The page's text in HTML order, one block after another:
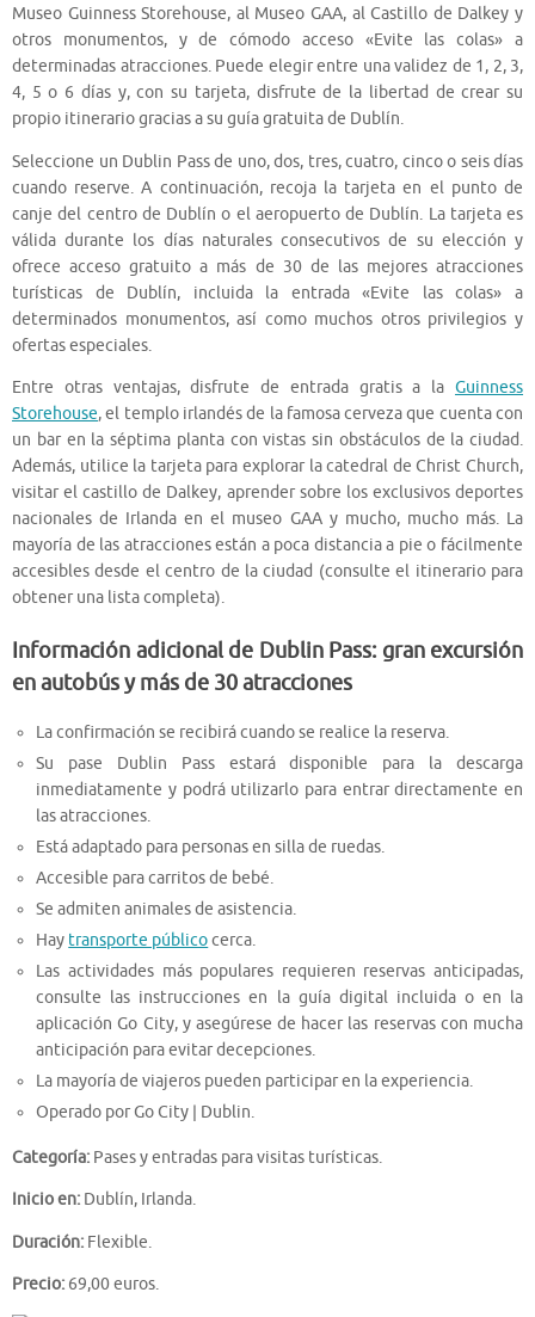
Museo Guinness Storehouse, al Museo GAA, al Castillo de Dalkey y
otros monumentos, y de cómodo acceso «Evite las colas» a
determinadas atracciones. Puede elegir entre una validez de 1, 2, 3,
4, 5 o 6 días y, con su tarjeta, disfrute de la libertad de crear su
propio itinerario gracias a su guía gratuita de Dublín.
Seleccione un Dublin Pass de uno, dos, tres, cuatro, cinco o seis días
cuando reserve. A continuación, recoja la tarjeta en el punto de
canje del centro de Dublín o el aeropuerto de Dublín. La tarjeta es
válida durante los días naturales consecutivos de su elección y
ofrece acceso gratuito a más de 30 de las mejores atracciones
turísticas de Dublín, incluida la entrada «Evite las colas» a
determinados monumentos, así como muchos otros privilegios y
ofertas especiales.
Entre otras ventajas, disfrute de entrada gratis a la Guinness
Storehouse, el templo irlandés de la famosa cerveza que cuenta con
un bar en la séptima planta con vistas sin obstáculos de la ciudad.
Además, utilice la tarjeta para explorar la catedral de Christ Church,
visitar el castillo de Dalkey, aprender sobre los exclusivos deportes
nacionales de Irlanda en el museo GAA y mucho, mucho más. La
mayoría de las atracciones están a poca distancia a pie o fácilmente
accesibles desde el centro de la ciudad (consulte el itinerario para
obtener una lista completa).
Información adicional de Dublin Pass: gran excursión
en autobús y más de 30 atracciones
La confirmación se recibirá cuando se realice la reserva.
Su pase Dublin Pass estará disponible para la descarga
inmediatamente y podrá utilizarlo para entrar directamente en
las atracciones.
Está adaptado para personas en silla de ruedas.
Accesible para carritos de bebé.
Se admiten animales de asistencia.
Hay transporte públicocerca.
Las actividades más populares requieren reservas anticipadas,
consulte las instrucciones en la guía digital incluida o en la
aplicación Go City, y asegúrese de hacer las reservas con mucha
anticipación para evitar decepciones.
La mayoría de viajeros pueden participar en la experiencia.
Operado por Go City | Dublin.
Categoría: Pases y entradas para visitas turísticas.
Inicio en: Dublín, Irlanda.
Duración: Flexible.
Precio: 69,00 euros.